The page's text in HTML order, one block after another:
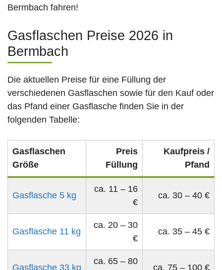
Bermbach fahren!
Gasflaschen Preise 2026 in
Bermbach
Die aktuellen Preise für eine Füllung der
verschiedenen Gasflaschen sowie für den Kauf oder
das Pfand einer Gasflasche finden Sie in der
folgenden Tabelle:
Gasflaschen
Größe
Preis
Füllung
Kaufpreis /
Pfand
Gasflasche 5 kg
ca. 11 – 16
€
ca. 30 – 40 €
Gasflasche 11 kg
ca. 20 – 30
€
ca. 35 – 45 €
Gasflasche 33 kg
ca. 65 – 80
ca. 75 – 100 €